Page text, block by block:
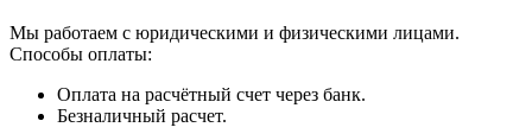
Мы работаем с юридическими и физическими лицами.
Способы оплаты:
Оплата на расчётный счет через банк.
Безналичный расчет.